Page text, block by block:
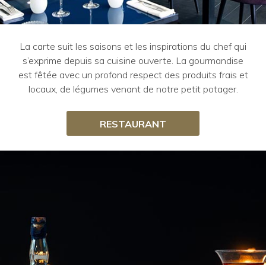
La carte suit les saisons et les inspirations du chef qui
s’exprime depuis sa cuisine ouverte. La gourmandise
est fêtée avec un profond respect des produits frais et
locaux, de légumes venant de notre petit potager.
RESTAURANT